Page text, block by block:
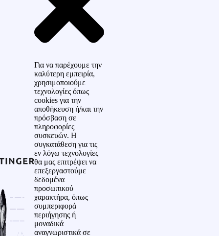
Για να παρέχουμε την
καλύτερη εμπειρία,
χρησιμοποιούμε
τεχνολογίες όπως
cookies για την
αποθήκευση ή/και την
πρόσβαση σε
πληροφορίες
συσκευών. Η
συγκατάθεση για τις
εν λόγω τεχνολογίες
θα μας επιτρέψει να
επεξεργαστούμε
δεδομένα
προσωπικού
χαρακτήρα, όπως
συμπεριφορά
περιήγησης ή
μοναδικά
αναγνωριστικά σε